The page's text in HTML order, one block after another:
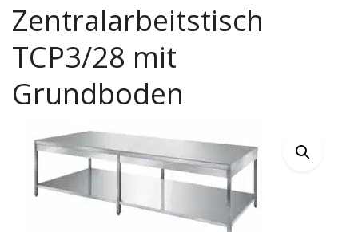
Zentralarbeitstisch
TCP3/28 mit
Grundboden